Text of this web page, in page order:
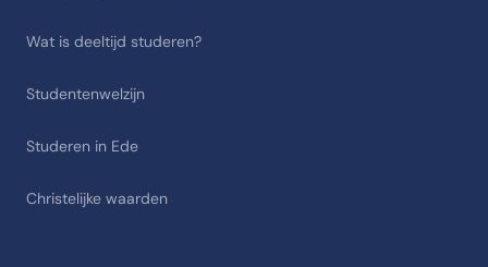
Wat is deeltijd studeren?
Studentenwelzijn
Studeren in Ede
Christelijke waarden